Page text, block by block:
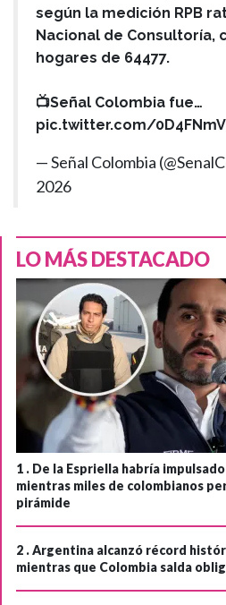
según la medición RPB
Nacional de Consultoría,
hogares de 64477.
📺Señal Colombia fue…
pic.twitter.com/
— Señal Colombia
2026
LO MÁS DESTACADO
1 . De la Espriella habría
mientras miles de colombianos
pirámide
2 .Argentina alcanzó récord
mientras que Colombia salda